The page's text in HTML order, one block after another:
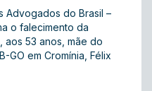
Advogados do Brasil –
o falecimento da
aos 53 anos, mãe do
GO em Cromínia, Félix